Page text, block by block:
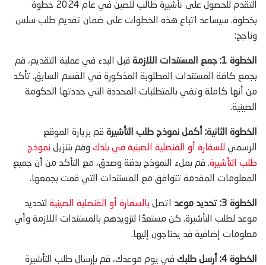
التقدم للحصول على تأشيرة طالب للصين في عام 2024 خطوة
بخطوة. سيساعد اتباع هذه الخطوات على ضمان تقديم طلب سلس
وناجح:
الخطوة 1: جمع المستندات اللازمة
قبل البدء في عملية التقديم، قم
بجمع كافة المستندات المطلوبة المذكورة في القسم السابق. تأكد
من أنها كاملة وتفي بالمتطلبات المحددة التي حددتها الحكومة
الصينية.
الخطوة الثانية: أكمل نموذج طلب التأشيرة قم بزيارة الموقع
الرسمي للسفارة أو القنصلية الصينية في بلدك وقم بتنزيل نموذج
طلب التأشيرة. قم بملء النموذج بدقة وصدق، مع التأكد من أن جميع
المعلومات المقدمة تتوافق مع المستندات التي قمت بجمعها.
الخطوة 3: تحديد موعد اتصل بالسفارة أو القنصلية الصينية لتحديد
موعد لطلب التأشيرة. كن مستعدًا لتزويدهم بالمستندات اللازمة وأي
معلومات إضافية قد يحتاجون إليها.
الخطوة 4: أرسل طلبك في يوم موعدك، قم بإرسال طلب التأشيرة